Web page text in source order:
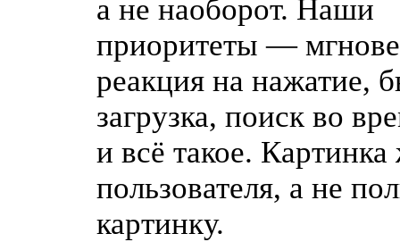
а не наоборот. Наши
приоритеты —
реакция на нажатие,
загрузка, поиск во
и всё такое. Картинка
пользователя, а не
картинку.